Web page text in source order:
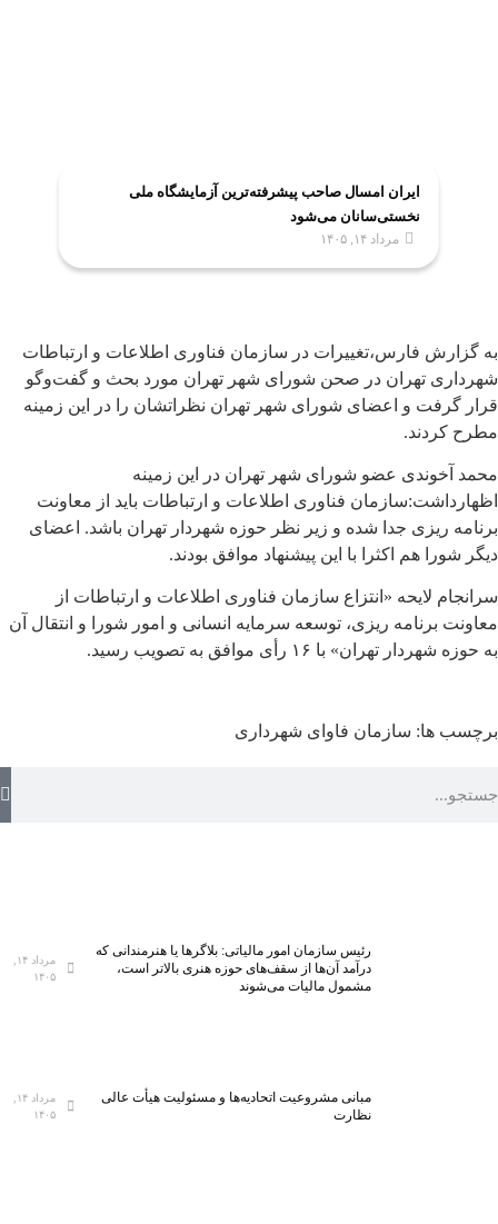
ایران امسال صاحب پیشرفته‌ترین آزمایشگاه ملی
نخستی‌سانان می‌شود
مرداد ۱۴, ۱۴۰۵
به گزارش فارس،تغییرات در سازمان فناوری اطلاعات و ارتباطات
شهرداری تهران در صحن شورای شهر تهران مورد بحث و گفت‌وگو
قرار گرفت و اعضای شورای شهر تهران نظراتشان را در این زمینه
مطرح کردند.
محمد آخوندی عضو شورای شهر تهران در این زمینه
اظهارداشت:سازمان فناوری‌ اطلاعات و ارتباطات باید از معاونت
برنامه ریزی جدا شده و زیر نظر حوزه شهردار تهران باشد. اعضای
دیگر شورا هم اکثرا با این پیشنهاد موافق بودند.
سرانجام لایحه «انتزاع سازمان فناوری اطلاعات و ارتباطات از
معاونت برنامه ریزی، توسعه سرمایه انسانی و امور شورا و انتقال آن
به حوزه شهردار تهران» با ۱۶ رأی موافق به تصویب رسید.
برچسب ها: سازمان فاوای شهرداری
رئیس سازمان امور مالیاتی: بلاگر‌ها یا هنرمندانی که
درآمد آن‌ها از سقف‌های حوزه هنری بالاتر است،
مشمول مالیات می‌شوند
۱۴۰۵
مبانی مشروعیت اتحادیه‌ها و مسئولیت هیأت عالی
نظارت
۱۴۰۵